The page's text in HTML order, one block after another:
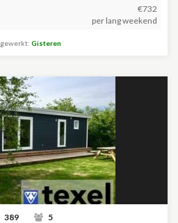
€732
per lang weekend
Gisteren
389 5